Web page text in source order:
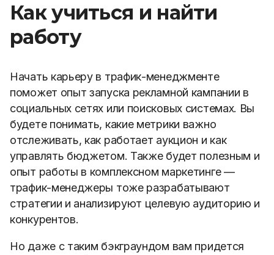
Как учиться и найти
работу
Начать карьеру в трафик-менеджменте
поможет опыт запуска рекламной кампании в
социальных сетях или поисковых системах. Вы
будете понимать, какие метрики важно
отслеживать, как работает аукцион и как
управлять бюджетом. Также будет полезным и
опыт работы в комплексном маркетинге —
трафик-менеджеры тоже разрабатывают
стратегии и анализируют целевую аудиторию и
конкурентов.
Но даже с таким бэкграундом вам придется